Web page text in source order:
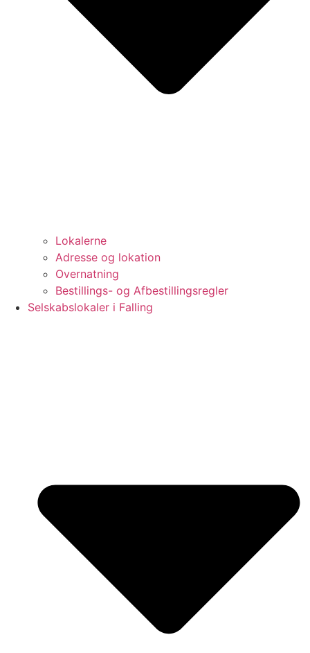
Lokalerne
Adresse og lokation
Overnatning
Bestillings- og Afbestillingsregler
Selskabslokaler i Falling